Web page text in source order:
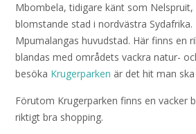
Mbombela, tidigare känt som Nelspruit,
blomstande stad i nordvästra
Mpumalangas huvudstad. Här finns en
blandas med områdets vackra natur-
besöka Krugerparken är det hit man ska
Förutom Krugerparken finns en vacker
riktigt bra shopping.